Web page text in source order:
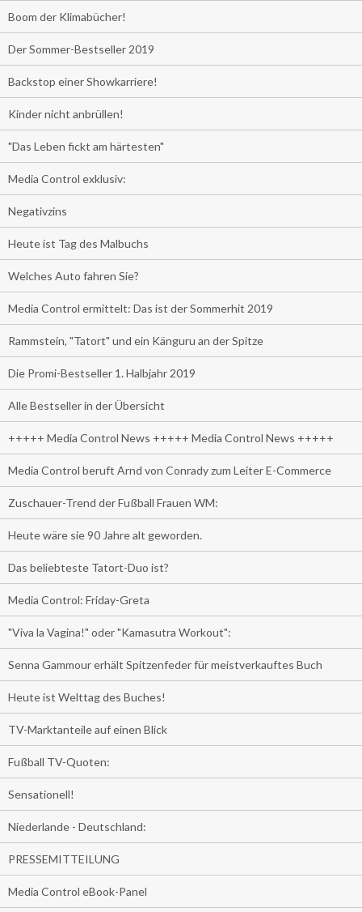
Boom der Klimabücher!
Der Sommer-Bestseller 2019
Backstop einer Showkarriere!
Kinder nicht anbrüllen!
"Das Leben fickt am härtesten"
Media Control exklusiv:
Negativzins
Heute ist Tag des Malbuchs
Welches Auto fahren Sie?
Media Control ermittelt: Das ist der Sommerhit 2019
Rammstein, "Tatort" und ein Känguru an der Spitze
Die Promi-Bestseller 1. Halbjahr 2019
Alle Bestseller in der Übersicht
+++++ Media Control News +++++ Media Control News +++++
Media Control beruft Arnd von Conrady zum Leiter E-Commerce
Zuschauer-Trend der Fußball Frauen WM:
Heute wäre sie 90 Jahre alt geworden.
Das beliebteste Tatort-Duo ist?
Media Control: Friday-Greta
"Viva la Vagina!" oder "Kamasutra Workout":
Senna Gammour erhält Spitzenfeder für meistverkauftes Buch
Heute ist Welttag des Buches!
TV-Marktanteile auf einen Blick
Fußball TV-Quoten:
Sensationell!
Niederlande - Deutschland:
PRESSEMITTEILUNG
Media Control eBook-Panel